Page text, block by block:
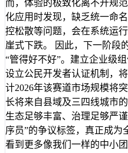
而，体验的极致化离不开规
化应用时发现，缺乏统一命
控松散等问题，会在系统运
崖式下跌。 因此，下一阶段
“管得好不好”。建立企业级
设立公民开发者认证机制，
计2026年该赛道市场规模将
长将来自县域及三四线城市
生态足够丰富、治理足够严
序员”的争议标签，真正成为
看到更多像我们一样的中小